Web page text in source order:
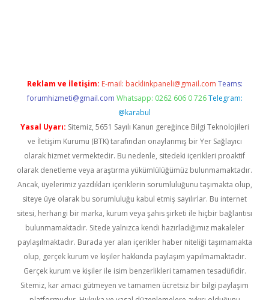
Reklam ve İletişim: E-mail: backlinkpaneli@gmail.com Teams:
forumhizmeti@gmail.com Whatsapp: 0262 606 0 726 Telegram:
@karabul
Yasal Uyarı: Sitemiz, 5651 Sayılı Kanun gereğince Bilgi Teknolojileri
ve İletişim Kurumu (BTK) tarafından onaylanmış bir Yer Sağlayıcı
olarak hizmet vermektedir. Bu nedenle, sitedeki içerikleri proaktif
olarak denetleme veya araştırma yükümlülüğümüz bulunmamaktadır.
Ancak, üyelerimiz yazdıkları içeriklerin sorumluluğunu taşımakta olup,
siteye üye olarak bu sorumluluğu kabul etmiş sayılırlar. Bu internet
sitesi, herhangi bir marka, kurum veya şahıs şirketi ile hiçbir bağlantısı
bulunmamaktadır. Sitede yalnızca kendi hazırladığımız makaleler
paylaşılmaktadır. Burada yer alan içerikler haber niteliği taşımamakta
olup, gerçek kurum ve kişiler hakkında paylaşım yapılmamaktadır.
Gerçek kurum ve kişiler ile isim benzerlikleri tamamen tesadüfidir.
Sitemiz, kar amacı gütmeyen ve tamamen ücretsiz bir bilgi paylaşım